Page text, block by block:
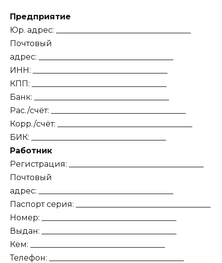
Предприятие
Юр. адрес: __________________________________
Почтовый
адрес: __________________________________
ИНН: __________________________________
КПП: __________________________________
Банк: __________________________________
Рас./счёт: __________________________________
Корр./счёт: __________________________________
БИК: __________________________________
Работник
Регистрация: __________________________________
Почтовый
адрес: __________________________________
Паспорт серия: __________________________________
Номер: __________________________________
Выдан: __________________________________
Кем: __________________________________
Телефон: __________________________________